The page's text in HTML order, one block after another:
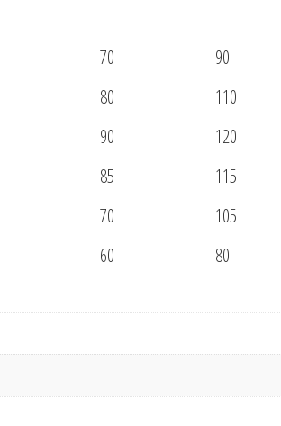
70 90
80 110
90 120
85 115
70 105
60 80